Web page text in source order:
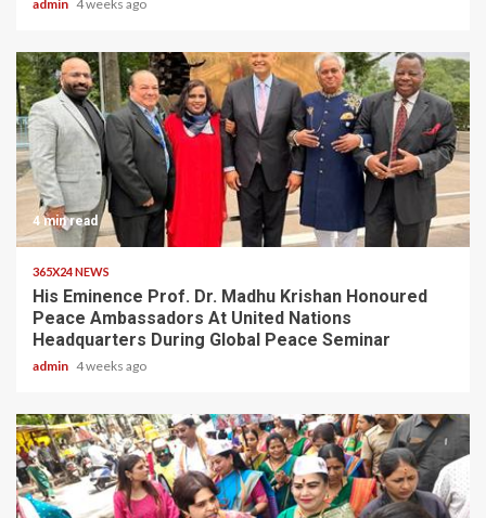
admin 4 weeks ago
4 min read
365X24 NEWS
His Eminence Prof. Dr. Madhu Krishan Honoured
Peace Ambassadors At United Nations
Headquarters During Global Peace Seminar
admin 4 weeks ago